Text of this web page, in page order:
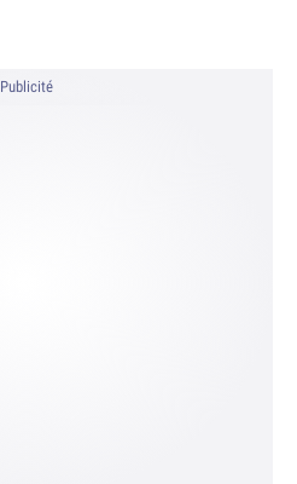
Publicité